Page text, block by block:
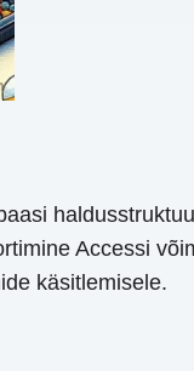
Accessi
käsitlemisele.